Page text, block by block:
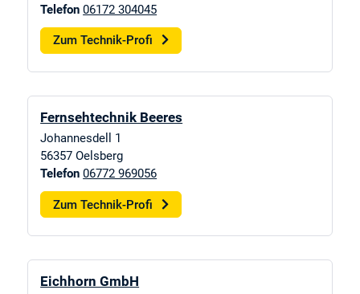
Telefon 06172 304045
Zum Technik-Profi
Fernsehtechnik Beeres
Johannesdell 1
56357 Oelsberg
Telefon 06772 969056
Zum Technik-Profi
Eichhorn GmbH